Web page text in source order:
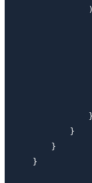
                }
            }
        }
    }